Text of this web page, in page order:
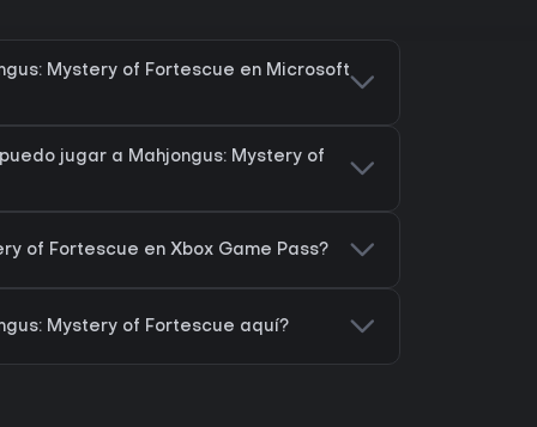
Mystery of Fortescue en Microsoft
jugar a Mahjongus: Mystery of
of Fortescue en Xbox Game Pass?
Mystery of Fortescue aquí?